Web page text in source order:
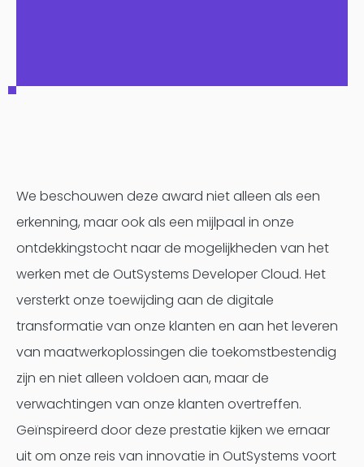
We beschouwen deze award niet alleen als een
erkenning, maar ook als een mijlpaal in onze
ontdekkingstocht naar de mogelijkheden van het
werken met de OutSystems Developer Cloud. Het
versterkt onze toewijding aan de digitale
transformatie van onze klanten en aan het leveren
van maatwerkoplossingen die toekomstbestendig
zijn en niet alleen voldoen aan, maar de
verwachtingen van onze klanten overtreffen.
Geïnspireerd door deze prestatie kijken we ernaar
uit om onze reis van innovatie in OutSystems voort